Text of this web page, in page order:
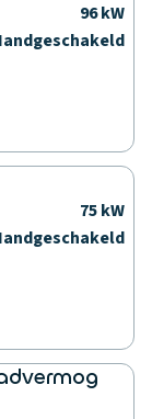
96 kW
75 kW